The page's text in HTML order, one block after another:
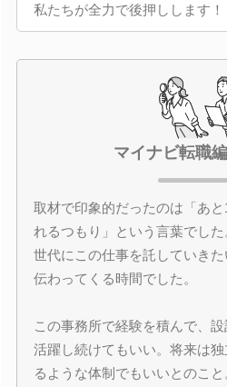
私たちが全力で後押しします！
マイナビ転職
取材で印象的だったのは「あ
れるつもり」という言葉でし
世代にこの仕事を託していき
伝わってくる時間でした。
この事務所で経験を積んで、
活躍し続けてもいい。将来は
るような体制でもいいとのこと